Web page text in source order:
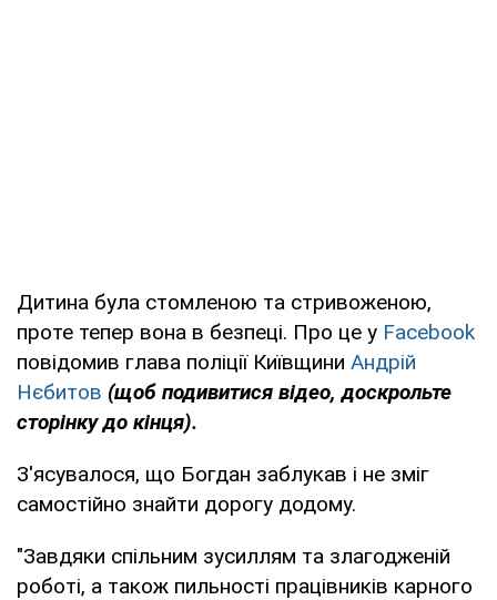
Дитина була стомленою та стривоженою,
проте тепер вона в безпеці. Про це у Facebook
повідомив глава поліції Київщини Андрій
Нєбитов (щоб подивитися відео, доскрольте
сторінку до кінця).
З'ясувалося, що Богдан заблукав і не зміг
самостійно знайти дорогу додому.
"Завдяки спільним зусиллям та злагодженій
роботі, а також пильності працівників карного